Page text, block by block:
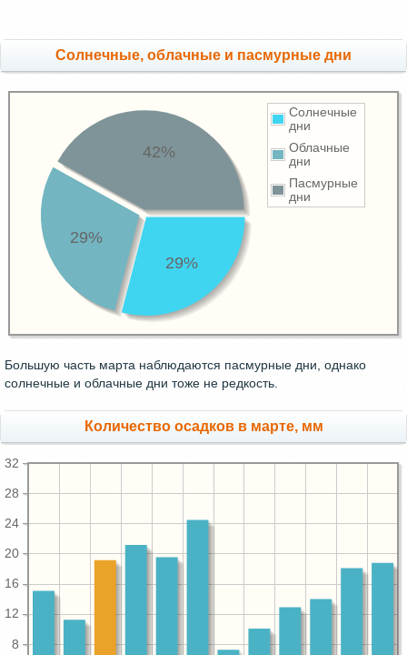
Cолнечные, облачные и пасмурные дни
Солнечные
дни
Облачные
дни
Пасмурные
дни
29%
29%
42%
Большую часть марта наблюдаются пасмурные дни, однако
солнечные и облачные дни тоже не редкость.
Количество осадков в марте, мм
8
12
16
20
24
28
32